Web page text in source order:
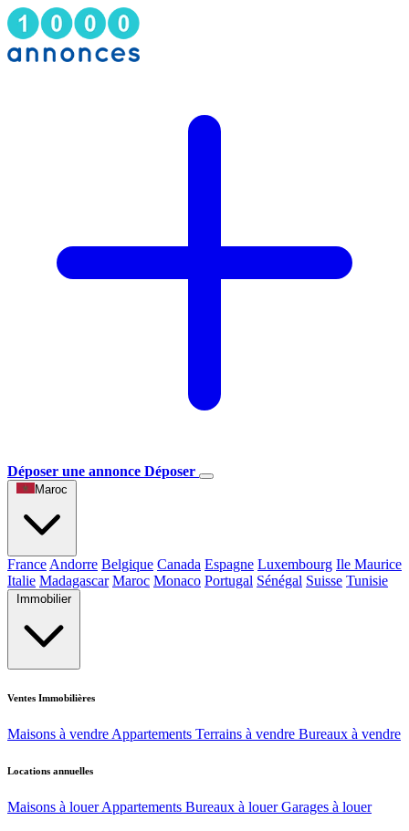
Déposer une annonce Déposer
Maroc
France Andorre Belgique Canada Espagne Luxembourg Ile Maurice
Italie Madagascar Maroc Monaco Portugal Sénégal Suisse Tunisie
Immobilier
Ventes Immobilières
Maisons à vendre Appartements Terrains à vendre Bureaux à vendre
Locations annuelles
Maisons à louer Appartements Bureaux à louer Garages à louer